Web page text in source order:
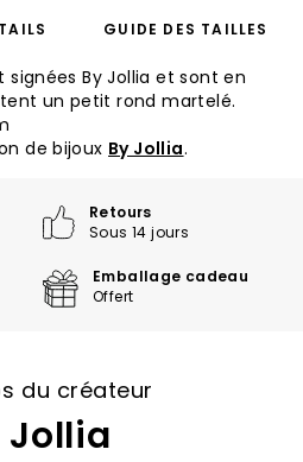
signées By Jollia et sont en
un petit rond martelé.
de bijoux By Jollia.
GUIDE DES TAILLES
Retours
Sous 14 jours
Emballage cadeau
Offert
du créateur
Jollia